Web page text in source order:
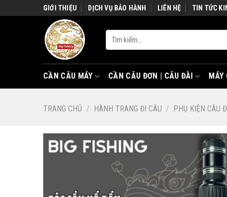
to
GIỚI THIỆU DỊCH VỤ BẢO HÀNH LIÊN HỆ TIN TỨC
Tìm
kiếm:
CẦN CÂU MÁY CẦN CÂU ĐƠN | CÂU ĐÀI MÁY
TRANG CHỦ / HÀNH TRANG ĐI CÂU / PHỤ KIỆN CÂU